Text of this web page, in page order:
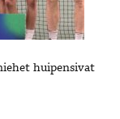
huipensivat